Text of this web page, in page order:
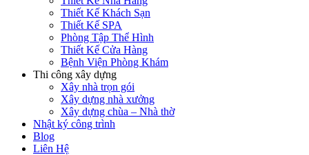
Thiết Kế Khách Sạn
Thiết Kế SPA
Phòng Tập Thể Hình
Thiết Kế Cửa Hàng
Bệnh Viện Phòng Khám
Thi công xây dựng
Xây nhà trọn gói
Xây dựng nhà xưởng
Xây dựng chùa – Nhà thờ
Nhật ký công trình
Blog
Liên Hệ